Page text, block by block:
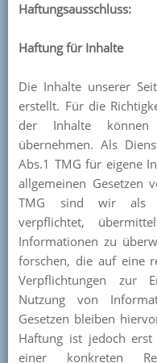
Haftungsausschluss:
Haftung für Inhalte
Die Inhalte unserer
erstellt. Für die
der Inhalte
übernehmen. Als
Abs.1 TMG für eigene
allgemeinen Gesetzen
TMG sind wir als
verpflichtet,
Informationen zu
forschen, die auf eine
Verpflichtungen zur
Nutzung von
Gesetzen bleiben
Haftung ist jedoch
einer konkreten